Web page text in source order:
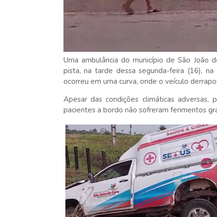
Uma ambulância do município de São João
pista, na tarde dessa segunda-feira (16),
ocorreu em uma curva, onde o veículo
Apesar das condições climáticas
pacientes a bordo não sofreram ferimentos